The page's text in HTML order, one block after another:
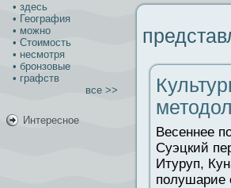
• здесь
• География
• можно
• Стоимость
• несмотря
• бронзовые
• графств
все >>
Интересное
Весеннее
Суэцкий
Итуруп,
полушарие